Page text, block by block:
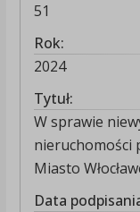
51
Rok:
2024
Tytuł:
W sprawie
nieruchomości
Miasto
Data